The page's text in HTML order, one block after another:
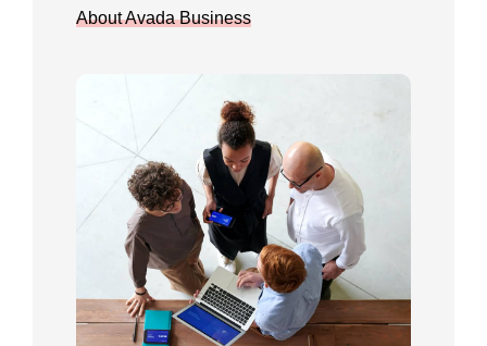
About Avada Business